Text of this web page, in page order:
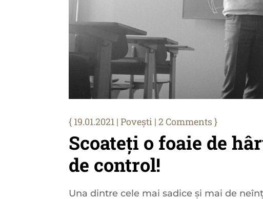
Scoateți o foaie de
de control!
19.01.2021 |Povești | 2 Comments
Una dintre cele mai sadice și mai de